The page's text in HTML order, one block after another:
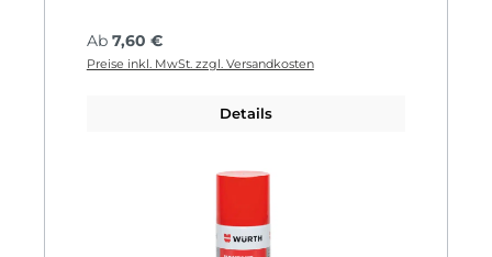
Regulärer Preis:
Ab 7,60 €
Preise inkl. MwSt. zzgl. Versandkosten
Details